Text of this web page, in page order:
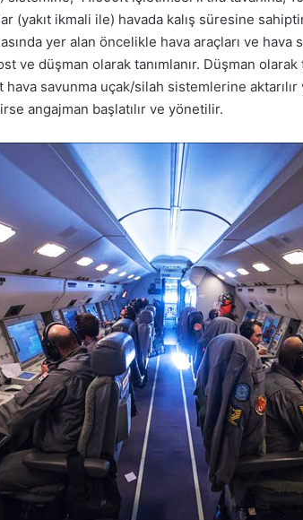
(yakıt ikmali ile) havada kalış süresine
yer alan öncelikle hava araçları ve
ve düşman olarak tanımlanır. Düşman
savunma uçak/silah sistemlerine
angajman başlatılır ve yönetilir.